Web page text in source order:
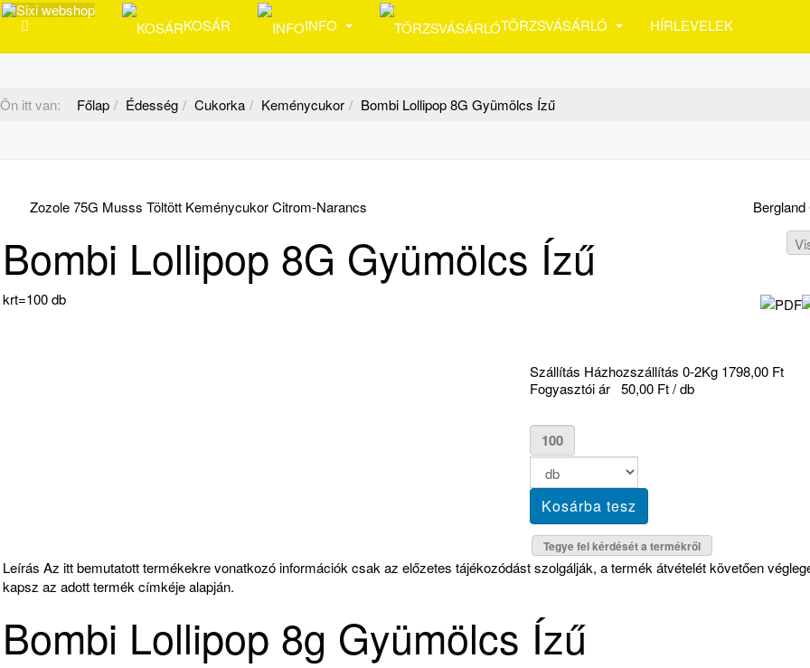
KOSÁR INFO TÖRZSVÁSÁRLÓ HÍRLEVELEK
Ön itt van: Főlap Édesség Cukorka Keménycukor Bombi Lollipop 8G Gyümölcs Ízű
Zozole 75G Musss Töltött Keménycukor Citrom-Narancs
Bergland
Bombi Lollipop 8G Gyümölcs Ízű
krt=100 db
Szállítás Házhozszállítás 0-2Kg 1798,00 Ft
Fogyasztói ár 50,00 Ft / db
Tegye fel kérdését a termékről
Leírás Az itt bemutatott termékekre vonatkozó információk csak az előzetes tájékozódást szolgálják, a termék átvételét követően
kapsz az adott termék címkéje alapján.
Bombi Lollipop 8g Gyümölcs Ízű